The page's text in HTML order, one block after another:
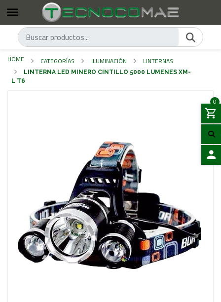
0
HOME CATEGORÍAS ILUMINACIÓN LINTERNAS
LINTERNA LED MINERO CINTILLO 5000 LUMENES XM-
L T6
Previous